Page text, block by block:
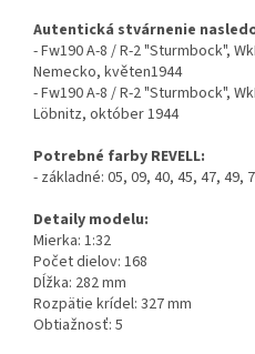
Autentická stvárnenie
- Fw190 A-8 / R-2 "Sturmbock",
Nemecko, květen1944
- Fw190 A-8 / R-2 "Sturmbock",
Löbnitz, október 1944
Potrebné farby REVELL:
- základné: 05, 09, 40, 45, 47, 49,
Detaily modelu:
Mierka: 1:32
Počet dielov: 168
Dĺžka: 282 mm
Rozpätie krídel: 327 mm
Obtiažnosť: 5